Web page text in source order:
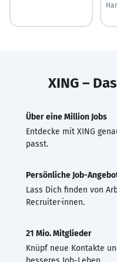
XING –
Über eine Million Jobs
Entdecke mit XING
passt.
Persönliche Job-
Lass Dich finden von
Recruiter·innen.
21 Mio. Mitglieder
Knüpf neue Kontakte